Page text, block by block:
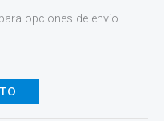
opciones de envío